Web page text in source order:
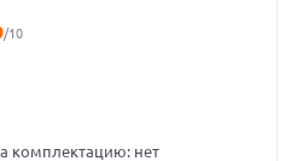
/10
комплектацию: нет